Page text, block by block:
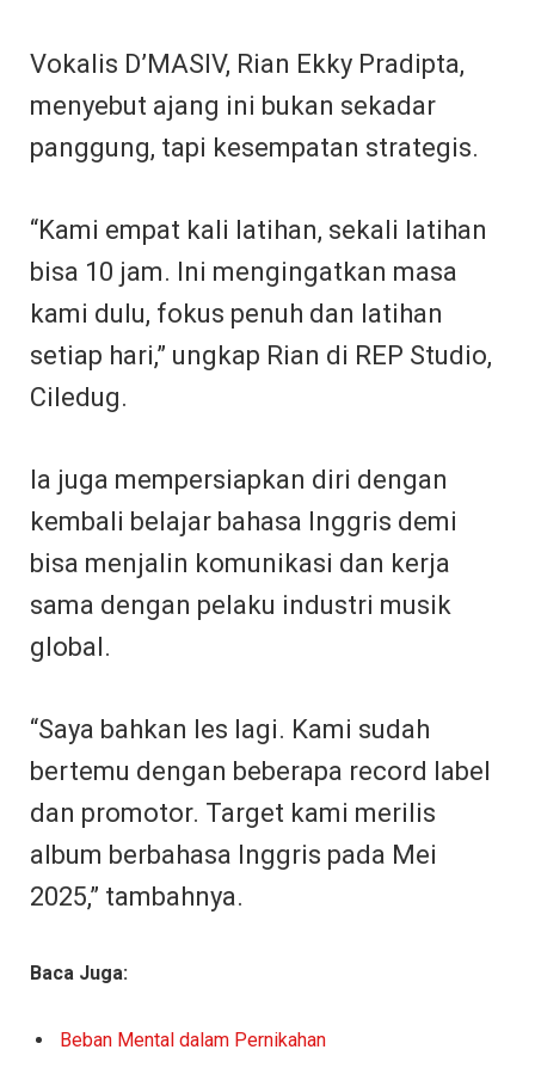
Vokalis D’MASIV, Rian Ekky Pradipta,
menyebut ajang ini bukan sekadar
panggung, tapi kesempatan strategis.
“Kami empat kali latihan, sekali latihan
bisa 10 jam. Ini mengingatkan masa
kami dulu, fokus penuh dan latihan
setiap hari,” ungkap Rian di REP Studio,
Ciledug.
Ia juga mempersiapkan diri dengan
kembali belajar bahasa Inggris demi
bisa menjalin komunikasi dan kerja
sama dengan pelaku industri musik
global.
“Saya bahkan les lagi. Kami sudah
bertemu dengan beberapa record label
dan promotor. Target kami merilis
album berbahasa Inggris pada Mei
2025,” tambahnya.
Baca Juga:
Beban Mental dalam Pernikahan